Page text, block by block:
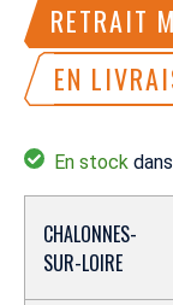
RETRAIT
EN
En stock
CHALONNES-
SUR-LOIRE